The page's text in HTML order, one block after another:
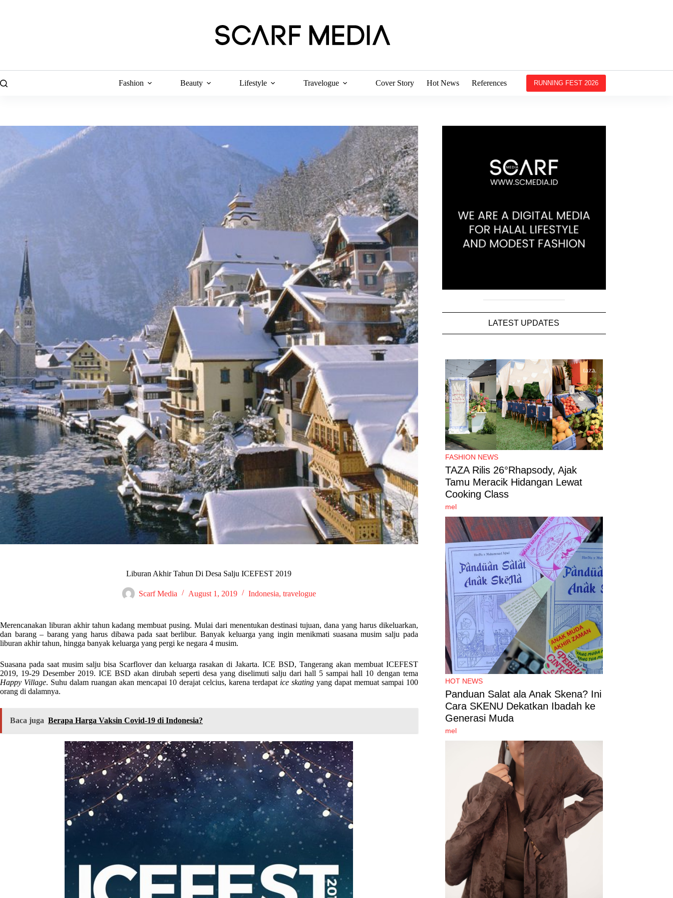
Fashion Beauty Lifestyle Travelogue Cover Story Hot News References RUNNING FEST 2026
Liburan Akhir Tahun Di Desa Salju ICEFEST 2019
Scarf Media August 1, 2019 Indonesia, travelogue
Merencanakan liburan akhir tahun kadang membuat pusing. Mulai dari menentukan destinasi tujuan, dana yang harus dikeluarkan,
dan barang – barang yang harus dibawa pada saat berlibur. Banyak keluarga yang ingin menikmati suasana musim salju pada
liburan akhir tahun, hingga banyak keluarga yang pergi ke negara 4 musim.
Suasana pada saat musim salju bisa Scarflover dan keluarga rasakan di Jakarta. ICE BSD, Tangerang akan membuat ICEFEST
2019, 19-29 Desember 2019. ICE BSD akan dirubah seperti desa yang diselimuti salju dari hall 5 sampai hall 10 dengan tema
Happy Village. Suhu dalam ruangan akan mencapai 10 derajat celcius, karena terdapat ice skating yang dapat memuat sampai 100
orang di dalamnya.
Baca juga Berapa Harga Vaksin Covid-19 di Indonesia?
LATEST UPDATES
FASHION NEWS
TAZA Rilis 26°Rhapsody, Ajak
Tamu Meracik Hidangan Lewat
Cooking Class
mel
HOT NEWS
Panduan Salat ala Anak Skena? Ini
Cara SKENU Dekatkan Ibadah ke
Generasi Muda
mel